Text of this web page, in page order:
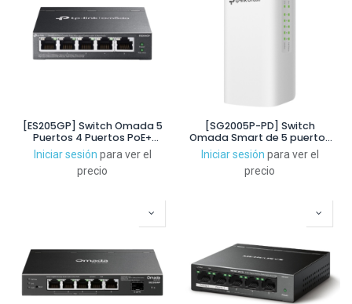
[ES205GP] Switch Omada 5
Puertos 4 Puertos PoE+
Gestionable
Iniciar sesión para ver el
precio
[SG2005P-PD] Switch
Omada Smart de 5 puertos
Gigabit, 1 PoE++ In y 4 PoE+
Out para exterior
Iniciar sesión para ver el
precio